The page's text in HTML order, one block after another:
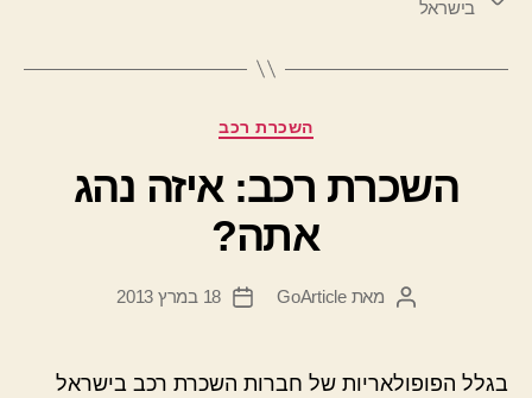
בישראל
קטגוריות
השכרת רכב
השכרת רכב: איזה נהג
אתה?
המחבר
מאתGoArticle
תאריך
18 במרץ 2013
בגלל הפופולאריות של חברות השכרת רכב בישראל